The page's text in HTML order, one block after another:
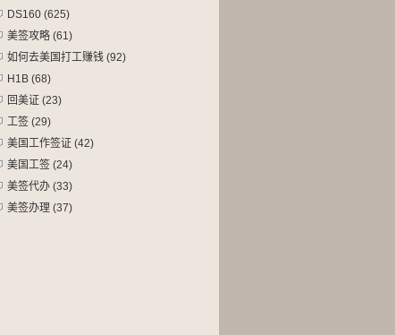
DS160 (625)
美签攻略 (61)
如何去美国打工赚钱 (92)
H1B (68)
回美证 (23)
工签 (29)
美国工作签证 (42)
美国工签 (24)
美签代办 (33)
美签办理 (37)